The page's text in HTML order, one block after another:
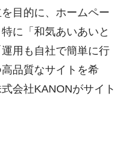
目的に、ホームペー
に「和気あいあいと
用も自社で簡単に行
品質なサイトを希
会社KANONがサイト